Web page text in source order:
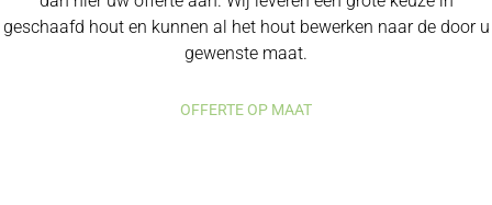
geschaafd hout en kunnen al het hout bewerken naar de door u
gewenste maat.
OFFERTE OP MAAT